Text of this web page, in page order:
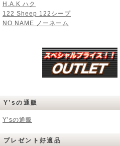
H.A.K ハク
122 Sheep 122シープ
NO NAME ノーネーム
Y’sの通販
Y’sの通販
プレゼント好適品